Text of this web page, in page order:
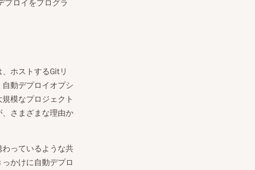
プロイをプログラ
、ホストするGitリ
動デプロイオプシ
模なプロジェクト
、さまざまな理由か
っているような共
かけに自動デプロ